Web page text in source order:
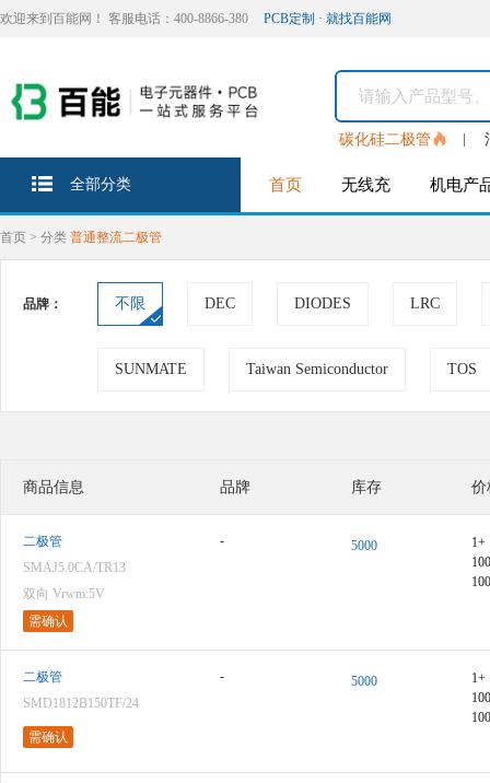
欢迎来到百能网！ 客服电话：400-8866-380 PCB定制 · 就找百能网
碳化硅二极管
全部分类 首页 无线充 机电产
首页 > 分类 普通整流二极管
品牌： 不限 DEC DIODES LRC
SUNMATE Taiwan Semiconductor TOS
商品信息 品牌 库存 价
二极管
SMAJ5.0CA/TR13
双向 Vrwm:5V
需确认
- 5000
1+
二极管
SMD1812B150TF/24
需确认
- 5000
1+